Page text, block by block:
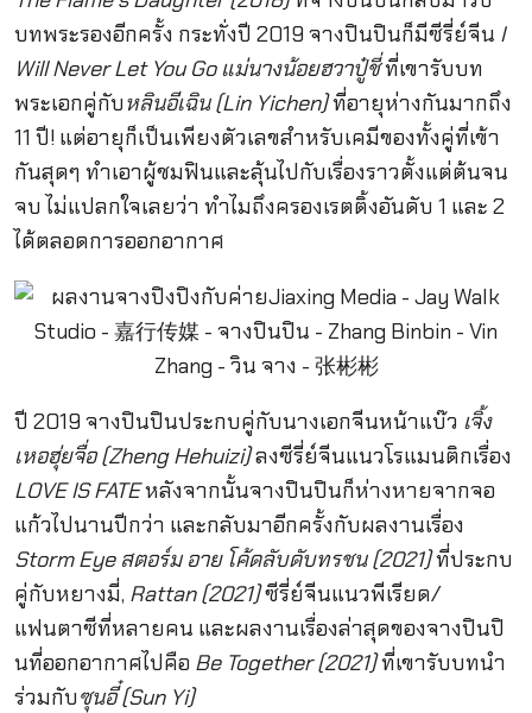
บทพระรองอีกครั้ง กระทั่งปี 2019 จางปินปินก็มีซีรี่ย์จีน I
Will Never Let You Go แม่นางน้อยฮวาปู๋ชี่ที่เขารับบท
พระเอกคู่กับหลินอีเฉิน (Lin Yichen)ที่อายุห่างกันมากถึง
11 ปี! แต่อายุก็เป็นเพียงตัวเลขสำหรับเคมีของทั้งคู่ที่เข้า
กันสุดๆ ทำเอาผู้ชมฟินและลุ้นไปกับเรื่องราวตั้งแต่ต้นจน
จบ ไม่แปลกใจเลยว่า ทำไมถึงครองเรตติ้งอันดับ 1 และ 2
ได้ตลอดการออกอากาศ
ปี 2019 จางปินปินประกบคู่กับนางเอกจีนหน้าแบ๊ว เจิ้ง
เหอฮุ่ยจื่อ (Zheng Hehuizi)ลงซีรี่ย์จีนแนวโรแมนติกเรื่อง
LOVE IS FATEหลังจากนั้นจางปินปินก็ห่างหายจากจอ
แก้วไปนานปีกว่า และกลับมาอีกครั้งกับผลงานเรื่อง
Storm Eye สตอร์ม อาย โค้ดลับดับทรชน (2021)ที่ประกบ
คู่กับหยางมี่, Rattan (2021)ซีรี่ย์จีนแนวพีเรียด/
แฟนตาซีที่หลายคน และผลงานเรื่องล่าสุดของจางปินปิ
นที่ออกอากาศไปคือ Be Together (2021)ที่เขารับบทนำ
ร่วมกับซุนอี๋ (Sun Yi)